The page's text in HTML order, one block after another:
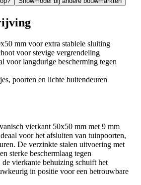
mm voor extra stabiele sluiting
voor stevige vergrendeling
voor langdurige bescherming tegen
poorten en lichte buitendeuren
vierkant 50x50 mm met 9 mm
voor het afsluiten van tuinpoorten,
De verzinkte stalen uitvoering met
sterke beschermlaag tegen
vierkante behuizing schuift het
in positie voor een betrouwbare